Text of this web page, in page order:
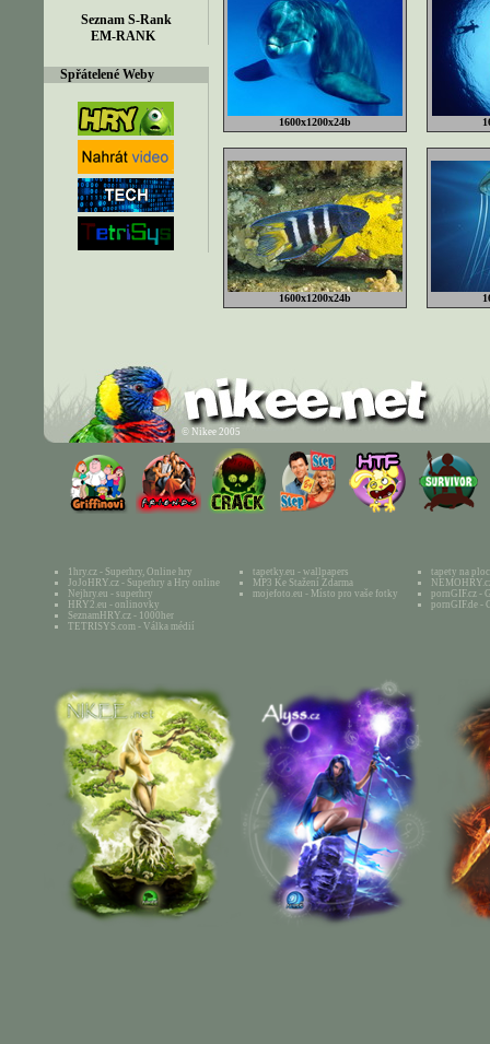
EM-RANK
Spřátelené Weby
1600x1200x24b
1600x1200x24b
© Nikee 2005
1hry.cz - Superhry, Online hry
JoJoHRY.cz - Superhry a Hry online
Nejhry.eu - superhry
HRY2.eu - onlinovky
SeznamHRY.cz - 1000her
TETRISYS.com - Válka médií
tapetky.eu - wallpapers
MP3 Ke Stažení Zdarma
mojefoto.eu - Místo pro vaše fotky
tapety na
pornGIF.cz -
pornGIF.de -